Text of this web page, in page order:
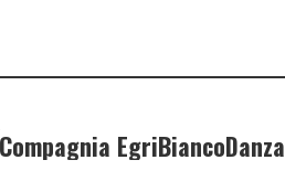
EgriBiancoDanza